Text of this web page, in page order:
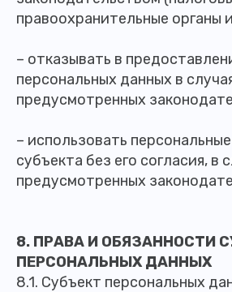
правоохранительные органы
– отказывать в
персональных данных в
предусмотренных
– использовать
субъекта без его согласия, в
предусмотренных
8. ПРАВА И ОБЯЗАННОСТИ
ПЕРСОНАЛЬНЫХ ДАННЫХ
8.1. Субъект персональных